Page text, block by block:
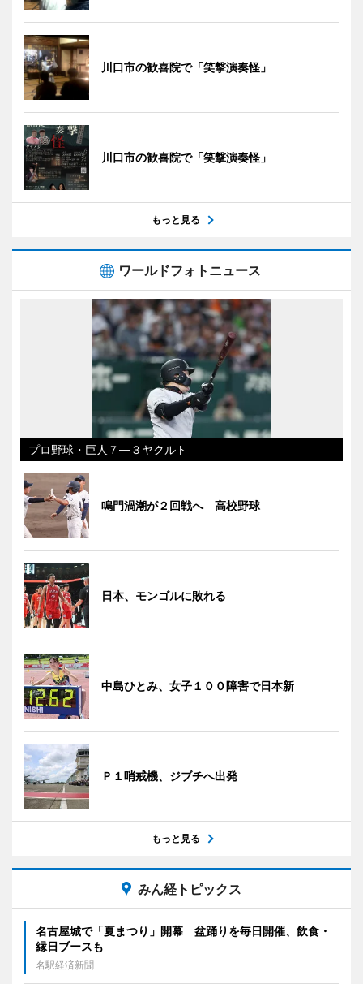
川口市の歓喜院で「笑撃演奏怪」
川口市の歓喜院で「笑撃演奏怪」
もっと見る
ワールドフォトニュース
プロ野球・巨人７―３ヤクルト
鳴門渦潮が２回戦へ 高校野球
日本、モンゴルに敗れる
中島ひとみ、女子１００障害で日本新
Ｐ１哨戒機、ジブチへ出発
もっと見る
みん経トピックス
名古屋城で「夏まつり」開幕 盆踊りを毎日開催、飲食・
縁日ブースも
名駅経済新聞